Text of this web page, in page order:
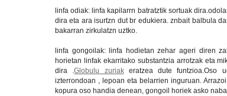
linfa odiak: linfa kapilarrn batratztik sortuak
dira eta ara isurtzn dut br edukiera. znbait balbula
bakarran zirkulatzn uztko.
linfa gongoilak: linfa hodietan zehar ageri diren
horietan linfak ekarritako substantzia arrotzak eta
dira .Globulu zuriakeratzea dute funtzioa.Oso
izterrondoan , lepoan eta belarrien inguruan.
kopura oso handia denean, gongoil horiek asko